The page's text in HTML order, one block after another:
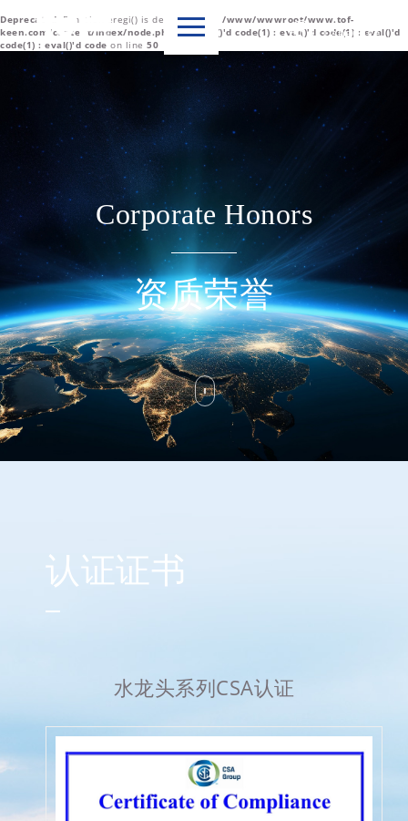
Deprecated : Function eregi() is deprecated in /www/wwwroot/www.tof-
keen.com/content/index/node.php(1) : eval()'d code(1) : eval()'d code(1) : eval()'d
code(1) : eval()'d code on line 50
 Language
中文简体
English
Corporate Honors
资质荣誉
认证证书
水龙头系列CSA认证